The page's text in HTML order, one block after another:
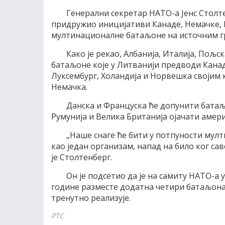
Генерални секретар НАТО-а Јенс
придружио иницијативи Канаде, Немачке,
мултинационалне батаљоне на источним
Како је рекао, Албанија, Италија,
батаљоне које у Литванији предводи
Луксембург, Холандија и Норвешка
Немачка.
Данска и Француска ће допунити
Румунија и Велика Британија ојачати
„Наше снаге ће бити у потпуности
као један организам, напад на било ког
је Столтенберг.
Он је подсетио да је на самиту НАТО-
године разместе додатна четири
тренутно реализује.
РТС